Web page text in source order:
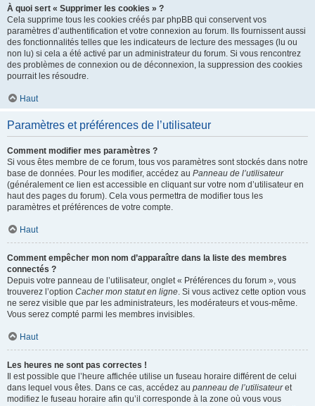
À quoi sert « Supprimer les cookies » ?
Cela supprime tous les cookies créés par phpBB qui conservent vos
paramètres d’authentification et votre connexion au forum. Ils fournissent aussi
des fonctionnalités telles que les indicateurs de lecture des messages (lu ou
non lu) si cela a été activé par un administrateur du forum. Si vous rencontrez
des problèmes de connexion ou de déconnexion, la suppression des cookies
pourrait les résoudre.
Haut
Paramètres et préférences de l’utilisateur
Comment modifier mes paramètres ?
Si vous êtes membre de ce forum, tous vos paramètres sont stockés dans notre
base de données. Pour les modifier, accédez au Panneau de l’utilisateur
(généralement ce lien est accessible en cliquant sur votre nom d’utilisateur en
haut des pages du forum). Cela vous permettra de modifier tous les
paramètres et préférences de votre compte.
Haut
Comment empêcher mon nom d’apparaître dans la liste des membres
connectés ?
Depuis votre panneau de l’utilisateur, onglet « Préférences du forum », vous
trouverez l’option Cacher mon statut en ligne. Si vous activez cette option vous
ne serez visible que par les administrateurs, les modérateurs et vous-même.
Vous serez compté parmi les membres invisibles.
Haut
Les heures ne sont pas correctes !
Il est possible que l’heure affichée utilise un fuseau horaire différent de celui
dans lequel vous êtes. Dans ce cas, accédez au panneau de l’utilisateuret
modifiez le fuseau horaire afin qu’il corresponde à la zone où vous vous